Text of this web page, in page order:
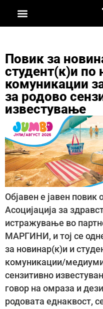
Повик за
студент(к)и по
комуникации
за родово
известување
Објавен е јавен повик
Асоцијација за
истражување во
МАРГИНИ, и тој се
за новинар(к)и и
комуникации/
сензитивно
говор на омраза и
родовата еднаквост,